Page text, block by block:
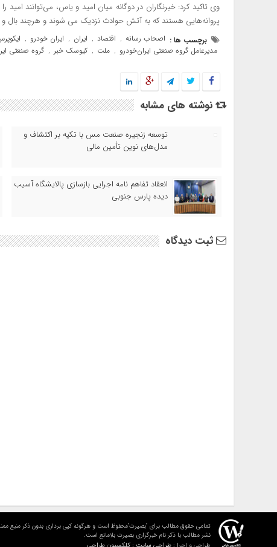
وی تاکید کرد: خبرنگاران در دوگانه میان امید و یاس، می‌توانند
پروانه‌هایی هستند که به آتش حوادث نزدیک می شوند و هرچند بال
برچسب ها : اصحاب رسانه , اقتصاد , ایران , ایران خودرو ,
مدیرعامل گروه صنعتی ایران‌خودرو , ملت , کیوسک خبر , گروه صنعتی
نوشته های مشابه
توسعه زنجیره صنعت مس با تکیه بر اکتشاف و
مدل‌های نوین تأمین مالی
انعقاد تفاهم نامه اجرایی بازسازی پالایشگاه آسیب
دیده پارس جنوبی
ثبت دیدگاه
تمامی حقوق مطالب برای "بصیرت"محفوظ است و هرگونه کپی برداری بدون ذکر منبع
نشر مطالب با ذکر نام خبرگزاری بصیرت بلامانع است.